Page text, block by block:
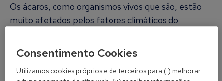
Os ácaros, como organismos vivos que são, estão
muito afetados pelos fatores climáticos do
abundância das espécies varia de forma
considerável inclusive entre zonas da mesma
localidade. Nas zonas costeiras da Península
Consentimento Cookies
Utilizamos cookies próprios e de terceiros para (i) melhorar